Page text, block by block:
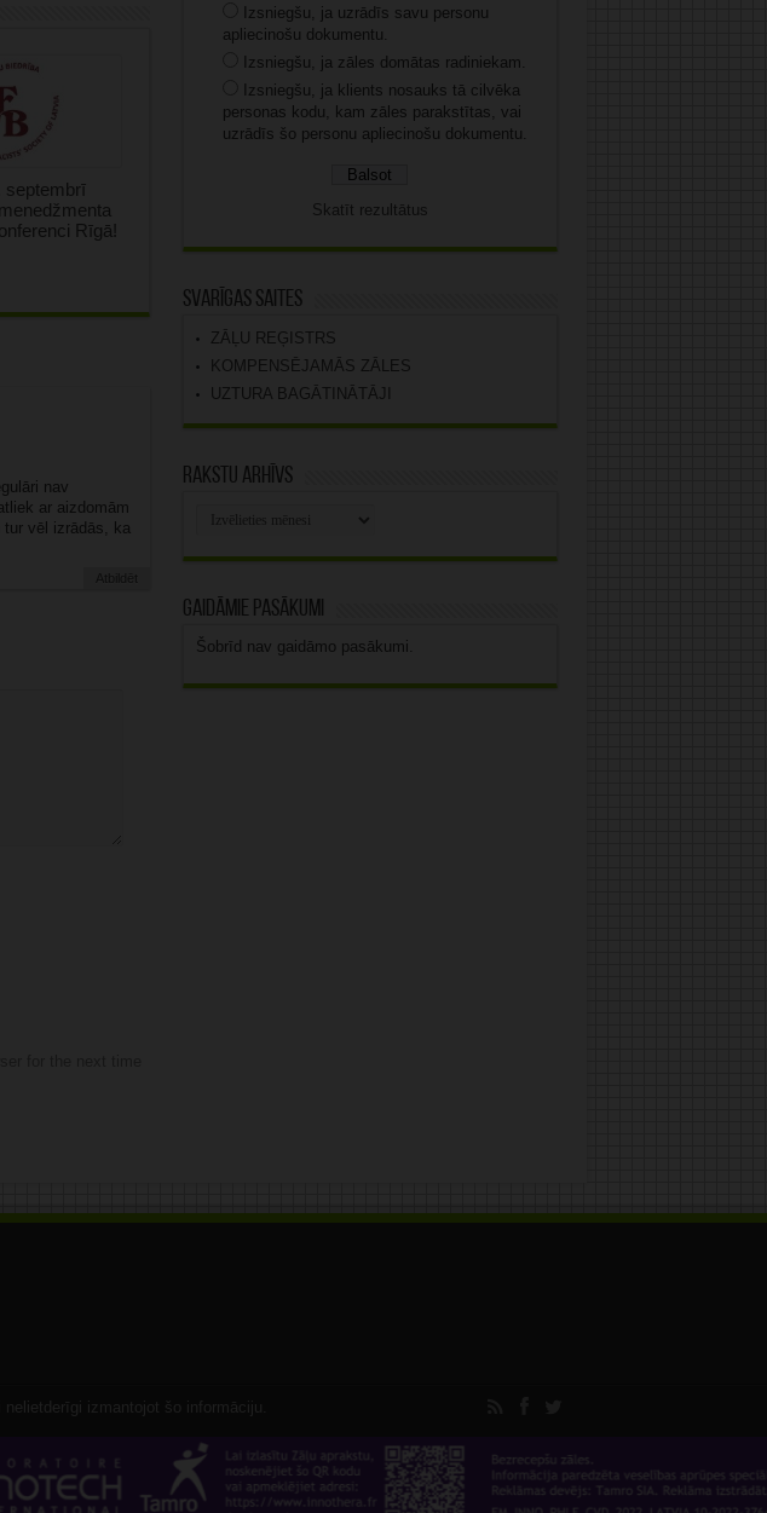
septembrī
Rīgā!
nav
ar aizdomām
vēl izrādās, ka
Atbildēt
Izsniegšu, ja uzrādīs savu personu
apliecinošu dokumentu.
Izsniegšu, ja zāles domātas radiniekam.
Izsniegšu, ja klients nosauks tā cilvēka
personas kodu, kam zāles parakstītas, vai
uzrādīs šo personu apliecinošu dokumentu.
Skatīt rezultātus
Svarīgas saites
ZĀĻU REĢISTRS
KOMPENSĒJAMĀS ZĀLES
UZTURA BAGĀTINĀTĀJI
Rakstu arhīvs
Gaidāmie pasākumi
Šobrīd nav gaidāmo pasākumi.
izmantojot šo informāciju.